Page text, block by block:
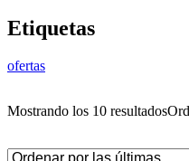
Etiquetas
ofertas
Mostrando los 10 resultados